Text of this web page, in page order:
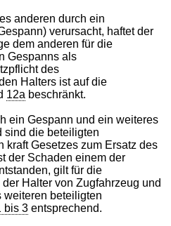
anderen durch ein
verursacht, haftet der
dem anderen für die
Gespanns als
des
Halters ist auf die
12a beschränkt.
ein Gespann und ein weiteres
sind die beteiligten
kraft Gesetzes zum Ersatz des
der Schaden einem der
gilt für die
Halter von Zugfahrzeug und
weiteren beteiligten
bis 3 entsprechend.